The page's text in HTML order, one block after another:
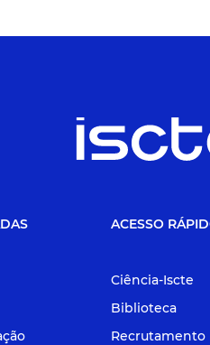
ACESSO
Ciência-Iscte
Biblioteca
Recrutamento